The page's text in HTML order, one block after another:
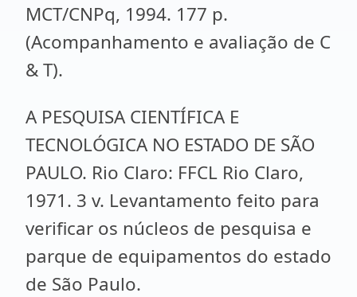
MCT/CNPq, 1994. 177 p.
(Acompanhamento e avaliação de C
& T).
A PESQUISA CIENTÍFICA E
TECNOLÓGICA NO ESTADO DE SÃO
PAULO. Rio Claro: FFCL Rio Claro,
1971. 3 v. Levantamento feito para
verificar os núcleos de pesquisa e
parque de equipamentos do estado
de São Paulo.